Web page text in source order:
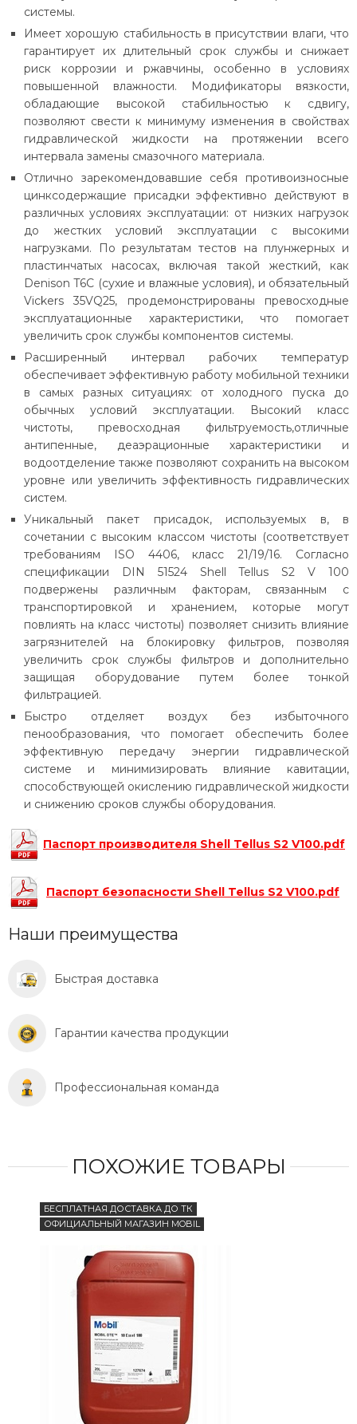
системы.
Имеет хорошую стабильность в присутствии влаги, что
гарантирует их длительный срок службы и снижает
риск коррозии и ржавчины, особенно в условиях
повышенной влажности. Модификаторы вязкости,
обладающие высокой стабильностью к сдвигу,
позволяют свести к минимуму изменения в свойствах
гидравлической жидкости на протяжении всего
интервала замены смазочного материала.
Отлично зарекомендовавшие себя противоизносные
цинксодержащие присадки эффективно действуют в
различных условиях эксплуатации: от низких нагрузок
до жестких условий эксплуатации с высокими
нагрузками. По результатам тестов на плунжерных и
пластинчатых насосах, включая такой жесткий, как
Denison T6C (сухие и влажные условия), и обязательный
Vickers 35VQ25, продемонстрированы превосходные
эксплуатационные характеристики, что помогает
увеличить срок службы компонентов системы.
Расширенный интервал рабочих температур
обеспечивает эффективную работу мобильной техники
в самых разных ситуациях: от холодного пуска до
обычных условий эксплуатации. Высокий класс
чистоты, превосходная фильтруемость,отличные
антипенные, деаэрационные характеристики и
водоотделение также позволяют сохранить на высоком
уровне или увеличить эффективность гидравлических
систем.
Уникальный пакет присадок, используемых в, в
сочетании с высоким классом чистоты (соответствует
требованиям ISO 4406, класс 21/19/16. Согласно
спецификации DIN 51524 Shell Tellus S2 V 100
подвержены различным факторам, связанным с
транспортировкой и хранением, которые могут
повлиять на класс чистоты) позволяет снизить влияние
загрязнителей на блокировку фильтров, позволяя
увеличить срок службы фильтров и дополнительно
защищая оборудование путем более тонкой
фильтрацией.
Быстро отделяет воздух без избыточного
пенообразования, что помогает обеспечить более
эффективную передачу энергии гидравлической
системе и минимизировать влияние кавитации,
способствующей окислению гидравлической жидкости
и снижению сроков службы оборудования.
Паспорт производителя Shell Tellus S2 V100.pdf
Паспорт безопасности Shell Tellus S2 V100.pdf
Наши преимущества
Быстрая доставка
Гарантии качества продукции
Профессиональная команда
ПОХОЖИЕ ТОВАРЫ
БЕСПЛАТНАЯ ДОСТАВКА ДО ТК
ОФИЦИАЛЬНЫЙ МАГАЗИН MOBIL